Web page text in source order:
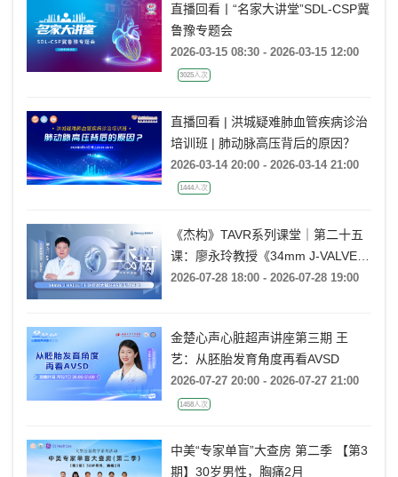
直播回看丨“名家大讲堂”SDL-CSP冀
鲁豫专题会
2026-03-15 08:30 - 2026-03-15 12:00
3025人次
直播回看 | 洪城疑难肺血管疾病诊治
培训班 | 肺动脉高压背后的原因？
2026-03-14 20:00 - 2026-03-14 21:00
1444人次
《杰构》TAVR系列课堂｜第二十五
课：廖永玲教授《34mm J-VALVE
TF 治疗超大瓣环AR的实战经验》
2026-07-28 18:00 - 2026-07-28 19:00
金楚心声心脏超声讲座第三期 王
艺：从胚胎发育角度再看AVSD
2026-07-27 20:00 - 2026-07-27 21:00
1458人次
中美“专家单盲”大查房 第二季 【第3
期】30岁男性，胸痛2月